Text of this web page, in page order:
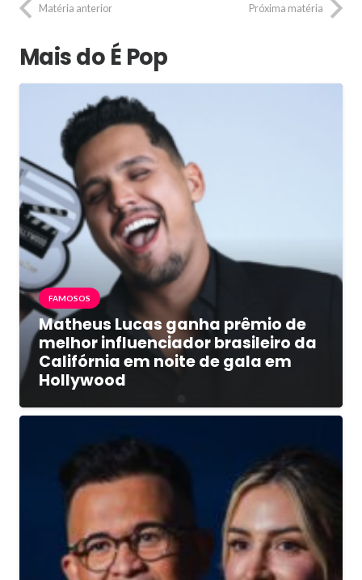
Matéria anterior Próxima matéria
Mais do É Pop
FAMOSOS
Matheus Lucas ganha prêmio de
melhor influenciador brasileiro da
Califórnia em noite de gala em
Hollywood